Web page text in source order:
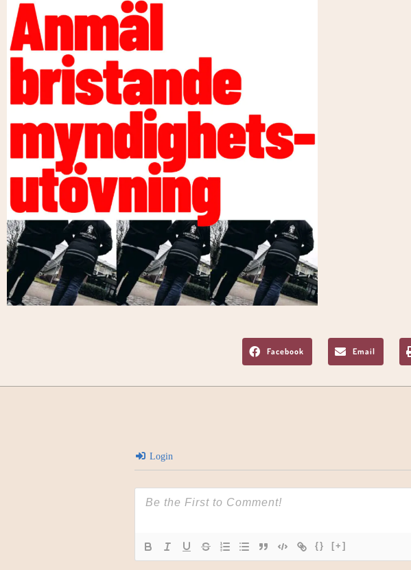
Facebook Email
Login
{} [+]